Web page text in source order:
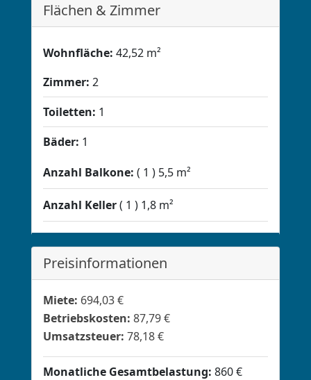
Flächen & Zimmer
Wohnfläche: 42,52 m²
Zimmer: 2
Toiletten: 1
Bäder: 1
Anzahl Balkone:
1 5,5 m²
Anzahl Keller 1 1,8 m²
Preisinformationen
Miete: 694,03 €
Betriebskosten: 87,79 €
Umsatzsteuer: 78,18 €
Monatliche Gesamtbelastung: 860 €